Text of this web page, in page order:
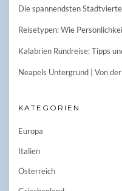
Die spannendsten
Reisetypen: Wie
Kalabrien Rundreise: Tipps
Neapels Untergrund | Von
KATEGORIEN
Europa
Italien
Österreich